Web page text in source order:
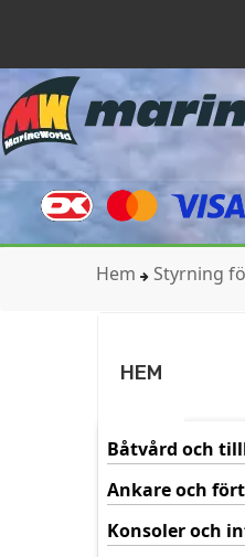
Hem Styrning
HEM
Båtvård och
Ankare och
Konsoler och